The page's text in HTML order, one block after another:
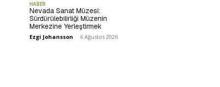
HABER
Nevada Sanat Müzesi:
Sürdürülebilirliği Müzenin
Merkezine Yerleştirmek
Ezgi Johansson - 6 Ağustos 2026